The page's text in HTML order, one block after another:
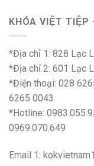
KHÓA VIỆT TIỆP
*Địa chỉ 1: 828 Lạc
*Địa chỉ 2: 601 Lạc
*Điện thoại: 028
6265 0043
*Hotline:
0969.070.649
Email 1: